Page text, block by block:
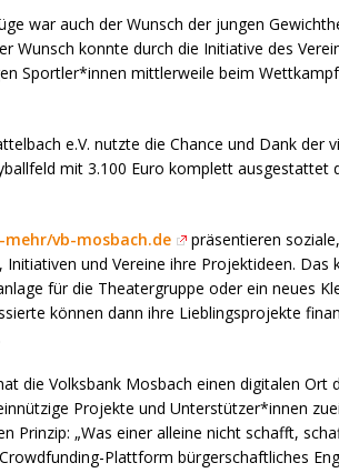
war auch der Wunsch der jungen
Wunsch konnte durch die Initiative des
Sportler*innen mittlerweile beim
e.V. nutzte die Chance und Dank der
mit 3.100 Euro komplett ausgestattet
mehr/vb-mosbach.de
präsentieren
und Vereine ihre Projektideen. Das
für die Theatergruppe oder ein neues
können dann ihre Lieblingsprojekte
die Volksbank Mosbach einen digitalen Ort
Projekte und Unterstützer*innen
Prinzip: „Was einer alleine nicht schafft,
Plattform bürgerschaftliches